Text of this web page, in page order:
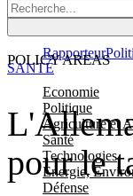
POLICY AREAS
Economie
Politique
Agriculture et
Santé
Technologies
Energie,
Défense
Rapporteur
pour le
SANTÉ